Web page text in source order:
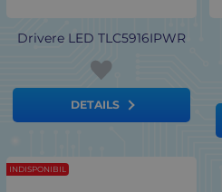
Drivere LED TLC5916IPWR
DETAILS
INDISPONIBIL